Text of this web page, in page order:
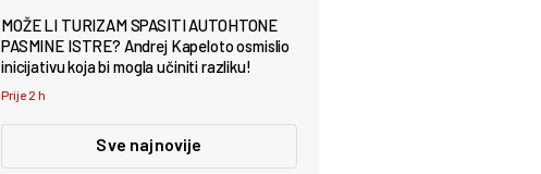
MOŽE LI TURIZAM SPASITI AUTOHTONE
PASMINE ISTRE? Andrej Kapeloto osmislio
inicijativu koja bi mogla učiniti razliku!
Prije 2 h
Sve najnovije